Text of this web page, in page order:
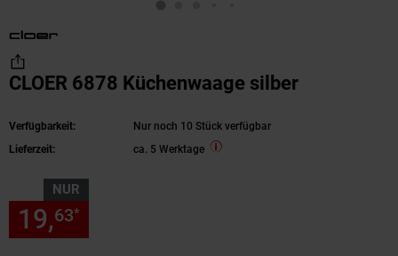
CLOER 6878 Küchenwaage silber
Verfügbarkeit:
Nur noch 10 Stück verfügbar
Lieferzeit:
ca. 5 Werktage
NUR
19,63*